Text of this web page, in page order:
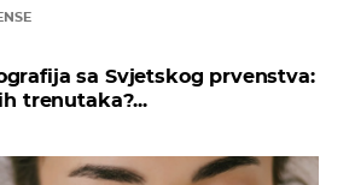
sa Svjetskog prvenstva:
trenutaka?...